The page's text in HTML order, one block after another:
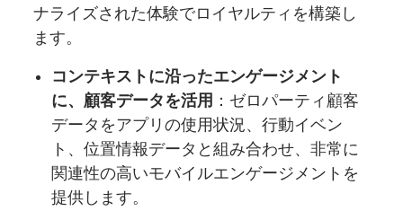
ナライズされた体験でロイヤルティを構築し
ます。
コンテキストに沿ったエンゲージメント
に、顧客データを活用 ：ゼロパーティ顧客
データをアプリの使用状況、行動イベン
ト、位置情報データと組み合わせ、非常に
関連性の高いモバイルエンゲージメントを
提供します。